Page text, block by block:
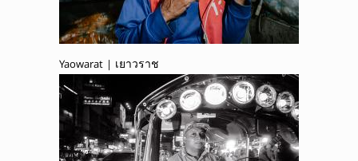
Yaowarat | เยาวราช